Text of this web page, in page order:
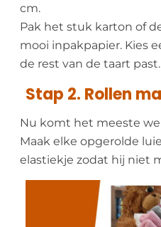
cm.
Pak het stuk karton of
mooi inpakpapier. Kies
de rest van de taart past.
Stap 2. Rollen
Nu komt het meeste
Maak elke opgerolde
elastiekje zodat hij niet